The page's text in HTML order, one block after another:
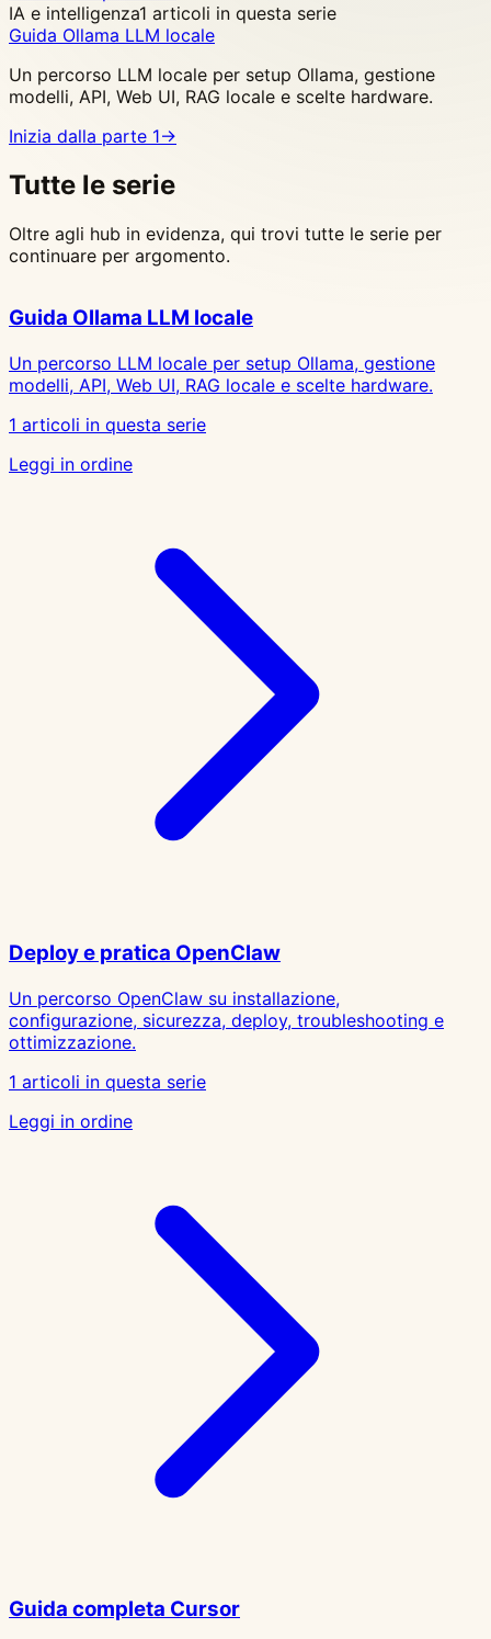
IA e intelligenza1 articoli in questa serie
Guida Ollama LLM locale
Un percorso LLM locale per setup Ollama, gestione
modelli, API, Web UI, RAG locale e scelte hardware.
Inizia dalla parte 1->
Tutte le serie
Oltre agli hub in evidenza, qui trovi tutte le serie per
continuare per argomento.
Guida Ollama LLM locale
Un percorso LLM locale per setup Ollama, gestione
modelli, API, Web UI, RAG locale e scelte hardware.
1 articoli in questa serie
Leggi in ordine
Deploy e pratica OpenClaw
Un percorso OpenClaw su installazione,
configurazione, sicurezza, deploy, troubleshooting e
ottimizzazione.
1 articoli in questa serie
Leggi in ordine
Guida completa Cursor